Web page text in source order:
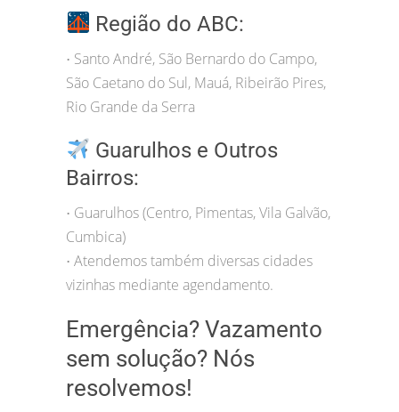
Região do ABC:
• Santo André, São Bernardo do Campo,
São Caetano do Sul, Mauá, Ribeirão Pires,
Rio Grande da Serra
Guarulhos e Outros
Bairros:
• Guarulhos (Centro, Pimentas, Vila Galvão,
Cumbica)
• Atendemos também diversas cidades
vizinhas mediante agendamento.
Emergência? Vazamento
sem solução? Nós
resolvemos!